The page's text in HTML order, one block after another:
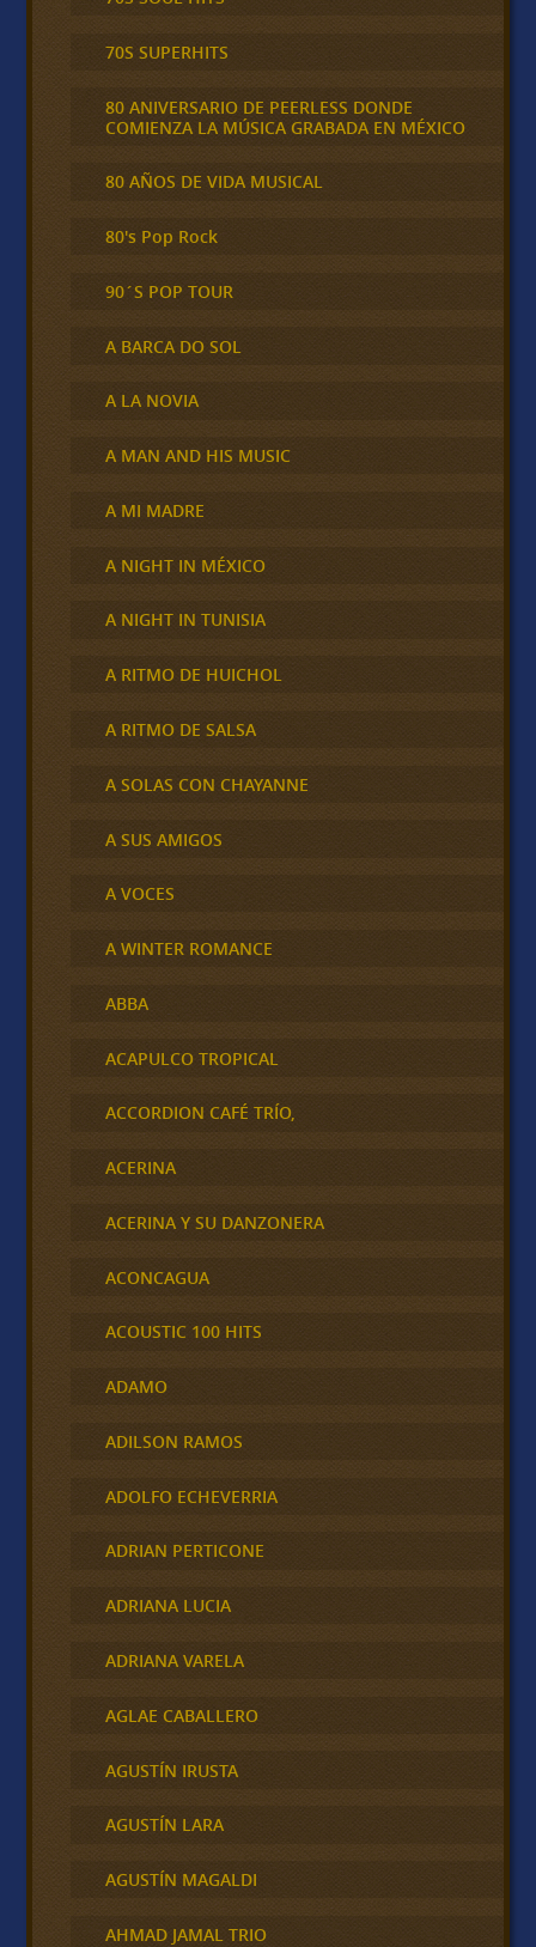
70S SUPERHITS
80 ANIVERSARIO DE PEERLESS DONDE
COMIENZA LA MÚSICA GRABADA EN MÉXICO
80 AÑOS DE VIDA MUSICAL
80's Pop Rock
90´S POP TOUR
A BARCA DO SOL
A LA NOVIA
A MAN AND HIS MUSIC
A MI MADRE
A NIGHT IN MÉXICO
A NIGHT IN TUNISIA
A RITMO DE HUICHOL
A RITMO DE SALSA
A SOLAS CON CHAYANNE
A SUS AMIGOS
A VOCES
A WINTER ROMANCE
ABBA
ACAPULCO TROPICAL
ACCORDION CAFÉ TRÍO,
ACERINA
ACERINA Y SU DANZONERA
ACONCAGUA
ACOUSTIC 100 HITS
ADAMO
ADILSON RAMOS
ADOLFO ECHEVERRIA
ADRIAN PERTICONE
ADRIANA LUCIA
ADRIANA VARELA
AGLAE CABALLERO
AGUSTÍN IRUSTA
AGUSTÍN LARA
AGUSTÍN MAGALDI
AHMAD JAMAL TRIO